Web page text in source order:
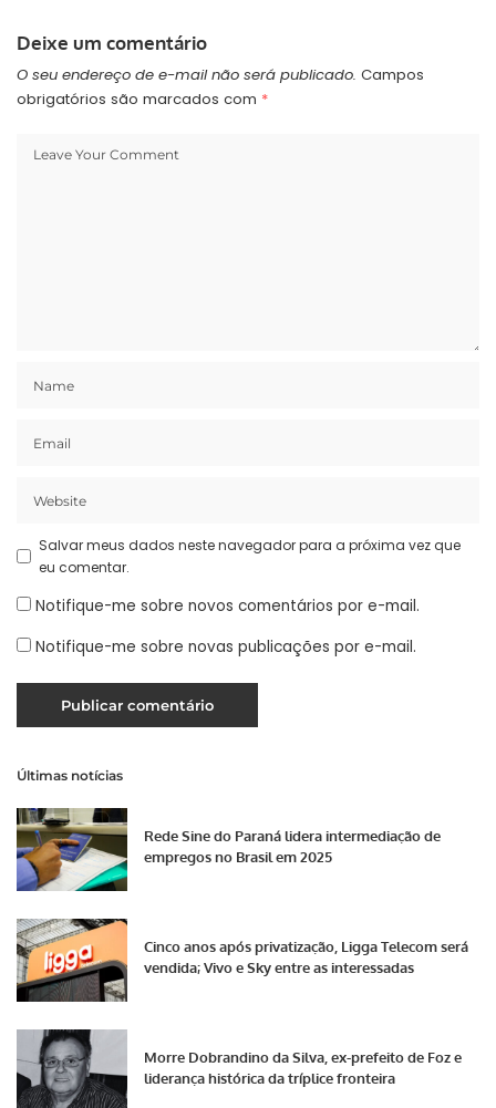
Deixe um comentário
O seu endereço de e-mail não será publicado. Campos
obrigatórios são marcados com *
Salvar meus dados neste navegador para a próxima vez que
eu comentar.
Notifique-me sobre novos comentários por e-mail.
Notifique-me sobre novas publicações por e-mail.
Últimas notícias
Rede Sine do Paraná lidera intermediação de
empregos no Brasil em 2025
Cinco anos após privatização, Ligga Telecom será
vendida; Vivo e Sky entre as interessadas
Morre Dobrandino da Silva, ex-prefeito de Foz e
liderança histórica da tríplice fronteira